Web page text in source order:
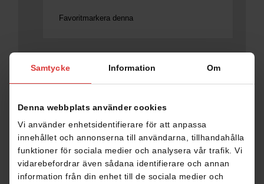
Samtycke Information Om
Denna webbplats använder cookies
Vi använder enhetsidentifierare för att anpassa
innehållet och annonserna till användarna, tillhandahålla
funktioner för sociala medier och analysera vår trafik. Vi
vidarebefordrar även sådana identifierare och annan
information från din enhet till de sociala medier och
Favoritmarkera denna
DELA
Planritningar